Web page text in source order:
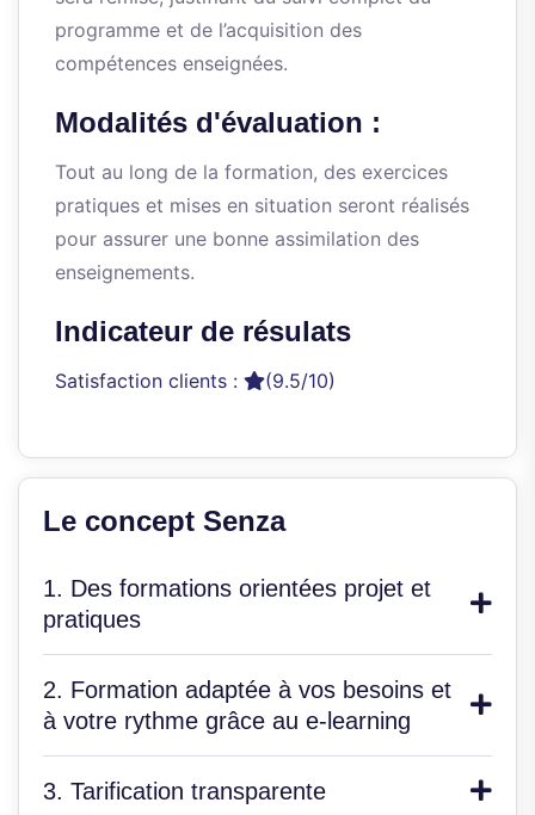
programme et de l’acquisition des
compétences enseignées.
Modalités d'évaluation :
Tout au long de la formation, des exercices
pratiques et mises en situation seront réalisés
pour assurer une bonne assimilation des
enseignements.
Indicateur de résulats
Satisfaction clients : (9.5/10)
Le concept Senza
1. Des formations orientées projet et
pratiques
2. Formation adaptée à vos besoins et
à votre rythme grâce au e-learning
3. Tarification transparente